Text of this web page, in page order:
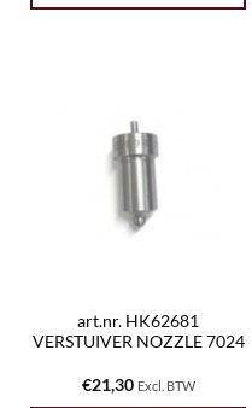
art.nr. HK62681
VERSTUIVER NOZZLE 7024
€21,30 Excl. BTW